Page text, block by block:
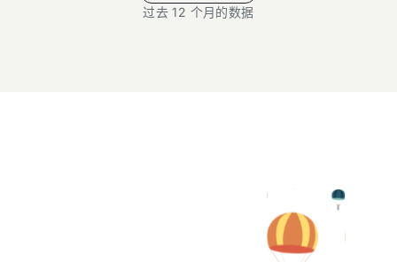
过去 12 个月的数据